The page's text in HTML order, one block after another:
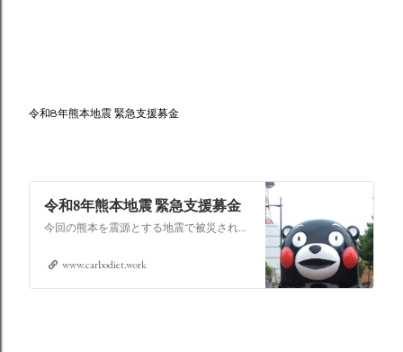
令和8年熊本地震 緊急支援募金
令和8年熊本地震 緊急支援募金
今回の熊本を震源とする地震で被災された皆さままだまだ余震も続き大変な時間を過ごされていると思います。心よりお見舞い申し上げます
www.carbodiet.work